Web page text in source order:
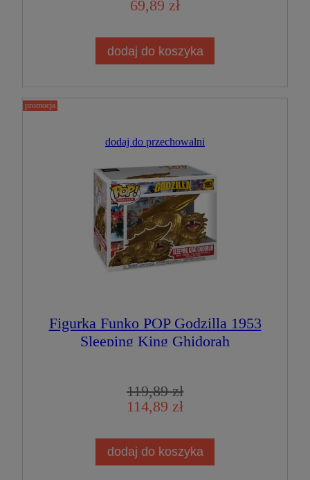
69,89 zł
dodaj do koszyka
dodaj do przechowalni
Figurka Funko POP Godzilla 1953
Sleeping King Ghidorah
119,89 zł
114,89 zł
dodaj do koszyka
promocja